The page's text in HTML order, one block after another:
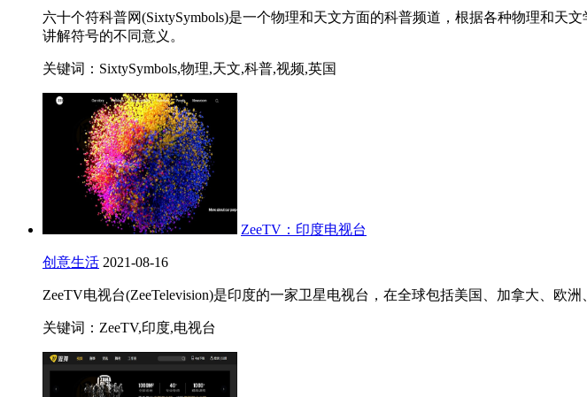
六十个符科普网(SixtySymbols)是一个物理和天文方面的科普频道，根据各种物理和
讲解符号的不同意义。
关键词：SixtySymbols,物理,天文,科普,视频,英国
ZeeTV：印度电视台
创意生活 2021-08-16
ZeeTV电视台(ZeeTelevision)是印度的一家卫星电视台，在全球包括美国、加拿大、欧
关键词：ZeeTV,印度,电视台